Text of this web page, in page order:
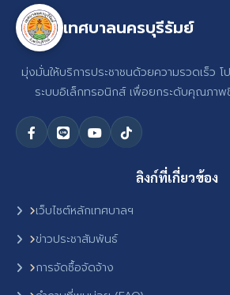
เทศบาลนครบุรีรัมย์
มุ่งมั่นให้บริการประชาชนด้วยความรวดเร็ว
ระบบอิเล็กทรอนิกส์ เพื่อยกระดับคุณภา
ลิงก์ที่เกี่ยวข้อง
เว็บไซต์หลักเทศบาลฯ
ข่าวประชาสัมพันธ์
การจัดซื้อจัดจ้าง